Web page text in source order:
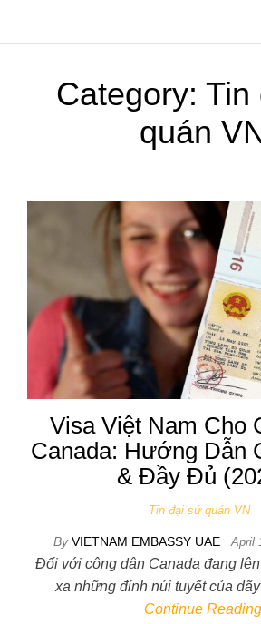
Category: Tin
quán
Visa Việt Nam Cho
Canada: Hướng Dẫn
& Đầy Đủ
Tin đại sứ quán VN
By VIETNAM EMBASSY UAE April
Đối với công dân Canada đang
xa những đỉnh núi tuyết của
Continue Reading